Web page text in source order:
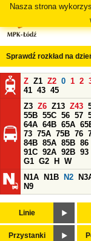
Nasza strona
Sprawdź rozkład na
Z Z1 Z2 0 1 2
41 43 45
Z3 Z6 Z13 Z43
55B 55C 56 57
64A 64B 65A
73 75A 75B 76
84B 85A 85B 86
91C 92A 92B 93
G1 G2 H
W
N1A
N1B N2
N9
Linie
Przystanki